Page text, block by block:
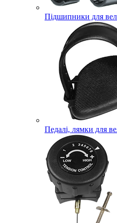
Підшипники для
Педалі, лямки для